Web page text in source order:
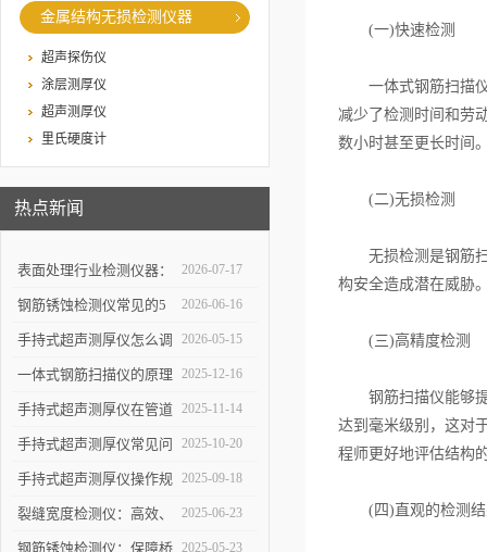
金属结构无损检测仪器
超声探伤仪
涂层测厚仪
超声测厚仪
里氏硬度计
热点新闻
表面处理行业检测仪器：
详解高精度涂层测厚仪的
校准方法与复杂曲面测量
操作技巧
2026-07-17
钢筋锈蚀检测仪常见的5
个使用误区，第3个最容
易踩坑
2026-06-16
手持式超声测厚仪怎么调
参数，出厂设置量程修正
使用教程
2026-05-15
一体式钢筋扫描仪的原理
与优势：快速、无损检测
混凝土中钢筋的科学依据
2025-12-16
手持式超声测厚仪在管道
壁厚检测中的具体应用
2025-11-14
手持式超声测厚仪常见问
题解析：解决数据波动、
探头故障，保障测量结果
可靠
2025-10-20
手持式超声测厚仪操作规
范：测点选择、数据记录
与环境干扰规避要点
2025-09-18
裂缝宽度检测仪：高效、
精准的裂缝检测解决方案
2025-06-23
钢筋锈蚀检测仪：保障桥 2025-05-23
(一)快速检测
一体式钢筋扫描仪
减少了检测时间和劳
数小时甚至更长时间
(二)无损检测
无损检测是钢筋扫
构安全造成潜在威胁
(三)高精度检测
钢筋扫描仪能够提
达到毫米级别，这对
程师更好地评估结构
(四)直观的检测结